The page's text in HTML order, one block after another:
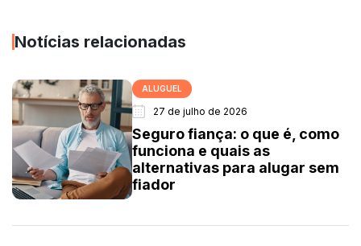
Notícias relacionadas
ALUGUEL
27 de julho de 2026
Seguro fiança: o que é, como
funciona e quais as
alternativas para alugar sem
fiador